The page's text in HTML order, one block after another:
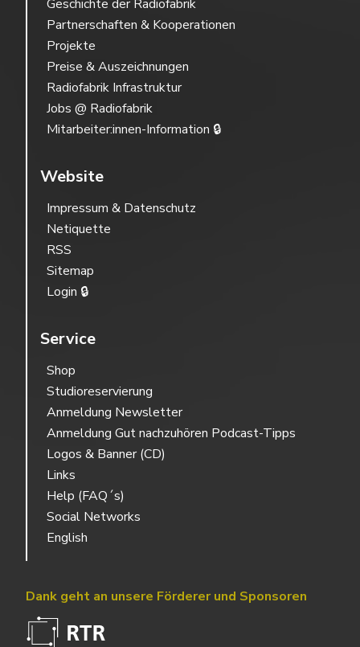
Geschichte der Radiofabrik
Partnerschaften & Kooperationen
Projekte
Preise & Auszeichnungen
Radiofabrik Infrastruktur
Jobs @ Radiofabrik
Mitarbeiter:innen-Information 🔒
Website
Impressum & Datenschutz
Netiquette
RSS
Sitemap
Login 🔒
Service
Shop
Studioreservierung
Anmeldung Newsletter
Anmeldung Gut nachzuhören Podcast-Tipps
Logos & Banner (CD)
Links
Help (FAQ´s)
Social Networks
English
Dank geht an unsere Förderer und Sponsoren